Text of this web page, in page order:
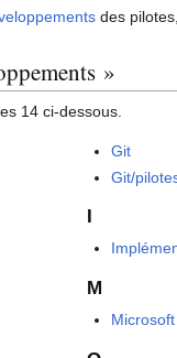
des
»
14 ci-dessous.
Git
Git/
I
M
Microsoft